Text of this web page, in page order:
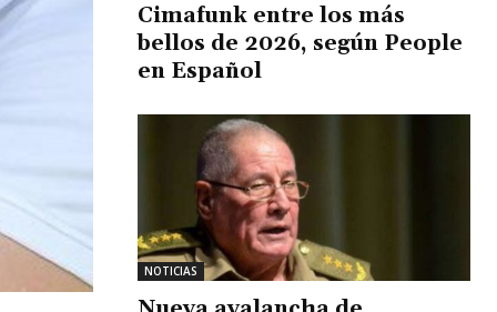
Cimafunk entre los más
bellos de 2026, según People
en Español
NOTICIAS